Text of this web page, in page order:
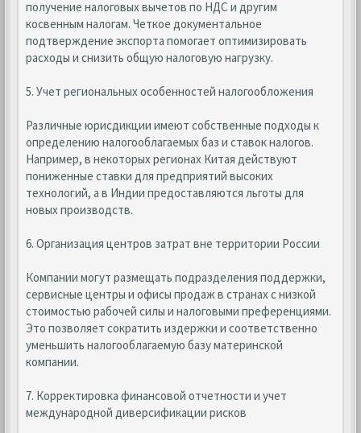
получение налоговых вычетов по НДС и другим
косвенным налогам. Четкое документальное
подтверждение экспорта помогает оптимизировать
расходы и снизить общую налоговую нагрузку.
5. Учет региональных особенностей налогообложения
Различные юрисдикции имеют собственные подходы к
определению налогооблагаемых баз и ставок налогов.
Например, в некоторых регионах Китая действуют
пониженные ставки для предприятий высоких
технологий, а в Индии предоставляются льготы для
новых производств.
6. Организация центров затрат вне территории России
Компании могут размещать подразделения поддержки,
сервисные центры и офисы продаж в странах с низкой
стоимостью рабочей силы и налоговыми преференциями.
Это позволяет сократить издержки и соответственно
уменьшить налогооблагаемую базу материнской
компании.
7. Корректировка финансовой отчетности и учет
международной диверсификации рисков